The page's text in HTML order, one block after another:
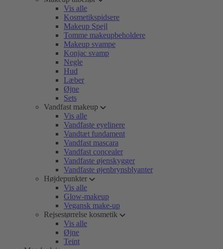
Vis alle
Kosmetikspidsere
Makeup Spejl
Tomme makeupbeholdere
Makeup svampe
Konjac svamp
Negle
Hud
Læber
Øjne
Sets
Vandfast makeup
Vis alle
Vandfaste eyelinere
Vandtæt fundament
Vandfast mascara
Vandfast concealer
Vandfaste øjenskygger
Vandfaste øjenbrynsblyanter
Højdepunkter
Vis alle
Glow-makeup
Vegansk make-up
Rejsestørrelse kosmetik
Vis alle
Øjne
Teint